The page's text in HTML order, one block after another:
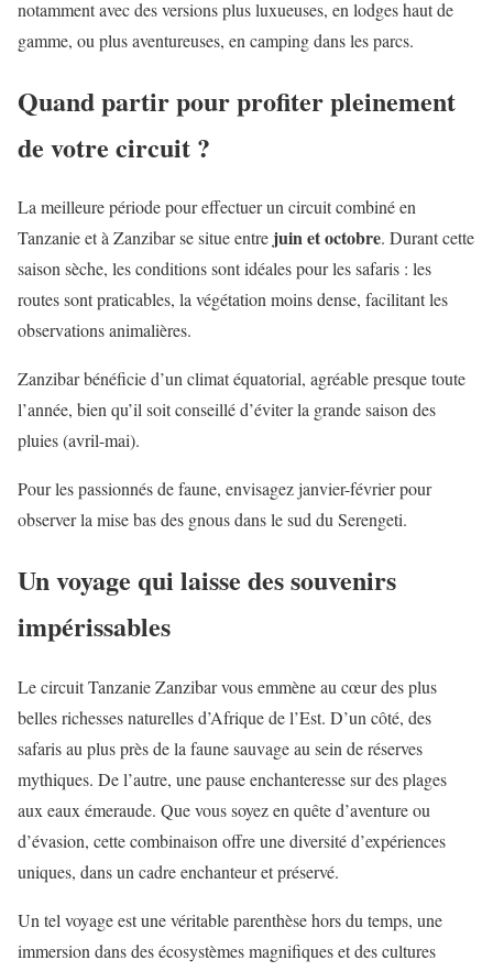
notamment avec des versions plus luxueuses, en lodges haut de
gamme, ou plus aventureuses, en camping dans les parcs.
Quand partir pour profiter pleinement
de votre circuit ?
La meilleure période pour effectuer un circuit combiné en
Tanzanie et à Zanzibar se situe entre juin et octobre. Durant cette
saison sèche, les conditions sont idéales pour les safaris : les
routes sont praticables, la végétation moins dense, facilitant les
observations animalières.
Zanzibar bénéficie d’un climat équatorial, agréable presque toute
l’année, bien qu’il soit conseillé d’éviter la grande saison des
pluies (avril-mai).
Pour les passionnés de faune, envisagez janvier-février pour
observer la mise bas des gnous dans le sud du Serengeti.
Un voyage qui laisse des souvenirs
impérissables
Le circuit Tanzanie Zanzibar vous emmène au cœur des plus
belles richesses naturelles d’Afrique de l’Est. D’un côté, des
safaris au plus près de la faune sauvage au sein de réserves
mythiques. De l’autre, une pause enchanteresse sur des plages
aux eaux émeraude. Que vous soyez en quête d’aventure ou
d’évasion, cette combinaison offre une diversité d’expériences
uniques, dans un cadre enchanteur et préservé.
Un tel voyage est une véritable parenthèse hors du temps, une
immersion dans des écosystèmes magnifiques et des cultures